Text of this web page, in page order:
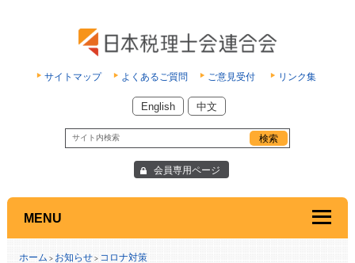
サイトマップ よくあるご質問 ご意見受付 リンク集
English 中文
会員専用ページ
MENU
ホーム > お知らせ> コロナ対策